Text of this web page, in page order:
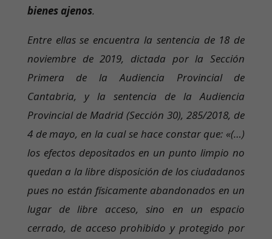
bienes ajenos.
Entre ellas se encuentra la sentencia de 18 de
noviembre de 2019, dictada por la Sección
Primera de la Audiencia Provincial de
Cantabria, y la sentencia de la Audiencia
Provincial de Madrid (Sección 30), 285/2018, de
4 de mayo, en la cual se hace constar que: «(…)
los efectos depositados en un punto limpio no
quedan a la libre disposición de los ciudadanos
pues no están físicamente abandonados en un
lugar de libre acceso, sino en un espacio
cerrado, de acceso prohibido y protegido por